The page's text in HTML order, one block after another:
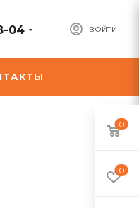
ВОЙТИ
04
0
0